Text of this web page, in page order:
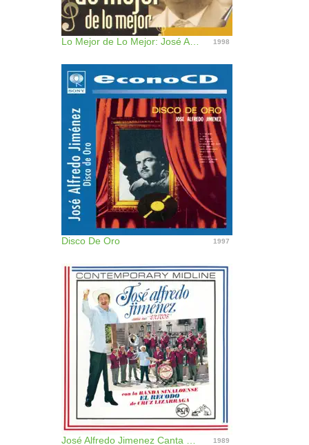
1998
Disco De Oro 1997
1989